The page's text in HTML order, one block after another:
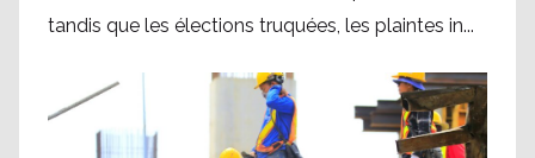
tandis que les élections truquées, les plaintes in...